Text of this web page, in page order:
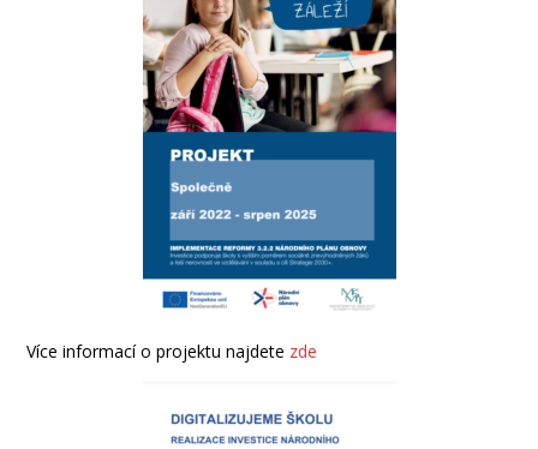
Více informací o projektu najdete zde